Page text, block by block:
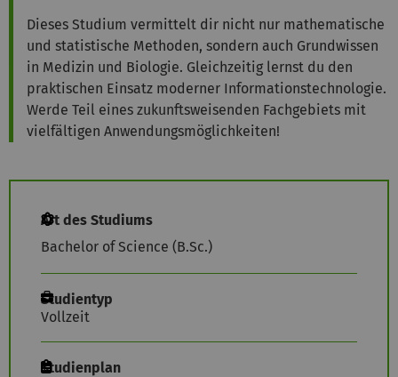
Dieses Studium vermittelt dir nicht nur mathematische
und statistische Methoden, sondern auch Grundwissen
in Medizin und Biologie. Gleichzeitig lernst du den
praktischen Einsatz moderner Informationstechnologie.
Werde Teil eines zukunftsweisenden Fachgebiets mit
vielfältigen Anwendungsmöglichkeiten!
Art des Studiums
Bachelor of Science (B.Sc.)
Studientyp
Vollzeit
Studienplan